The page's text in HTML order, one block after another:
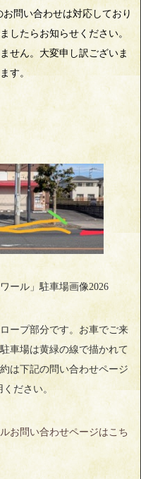
問い合わせは対応しており
したらお知らせください。
せん。大変申し訳ございま
す。
ール」駐車場画像2026
ープ部分です。お車でご来
車場は黄緑の線で描かれて
は下記の問い合わせページ
ださい。
お問い合わせページはこち